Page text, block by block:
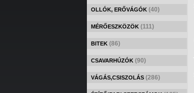
OLLÓK, ERŐVÁGÓK (40)
MÉRŐESZKÖZÖK (111)
BITEK (86)
CSAVARHÚZÓK (90)
VÁGÁS,CSISZOLÁS (286)